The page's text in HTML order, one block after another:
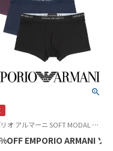
エンポリオ アルマーニ SOFT MODAL Underwear 公式オンラインショップ 紳士 下着
EMPORIO ARMANI ソ